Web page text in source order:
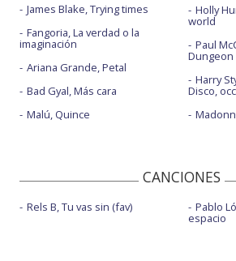
James Blake, Trying times
Fangoria, La verdad o la
imaginación
Ariana Grande, Petal
Bad Gyal, Más cara
Malú, Quince
Holly
world
Paul
Dungeon
Harry
Disco,
CANCIONES
Rels B, Tu vas sin (fav) Pablo
espacio